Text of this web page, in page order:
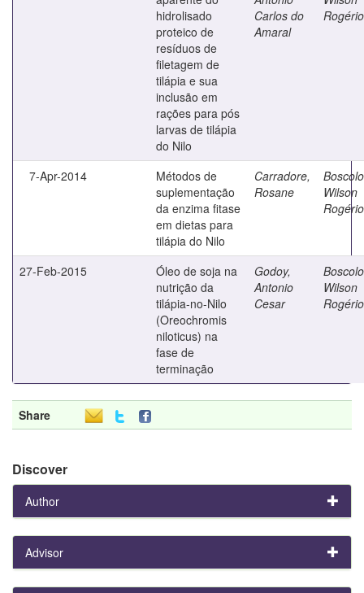
hidrolisado
proteico de
resíduos de
filetagem de
tilápia e sua
inclusão em
rações para pós
larvas de tilápia
do Nilo
Carlos do
Amaral
Rogério
7-Apr-2014
Métodos de
suplementação
da enzima fitase
em dietas para
tilápia do Nilo
Carradore,
Rosane
Wilson
Rogério
27-Feb-2015
Óleo de soja na
nutrição da
tilápia-no-Nilo
(Oreochromis
niloticus) na
fase de
terminação
Godoy,
Antonio
Cesar
Wilson
Rogério
Share
Discover
Author
Advisor